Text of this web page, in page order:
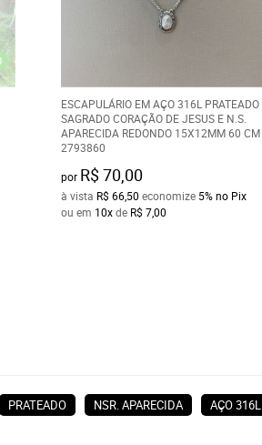
ESCAPULÁRIO EM AÇO 316L PRATEADO
SAGRADO CORAÇÃO DE JESUS E N.S.
APARECIDA REDONDO 15X12MM 60 CM
2793860
por R$ 70,00
à vista R$ 66,50 economize 5%no Pix
ou em 10xde R$ 7,00
PRATEADO NSR. APARECIDA AÇO 316L